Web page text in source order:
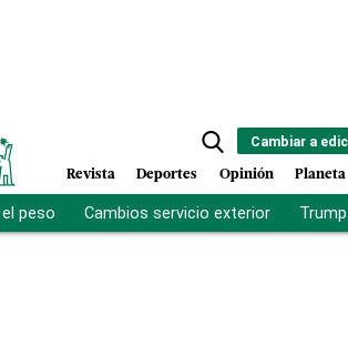
Cambiar a
Revista Deportes Opinión Planeta
peso Cambios servicio exterior